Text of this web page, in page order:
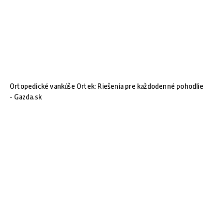
Ortopedické vankúše Ortek: Riešenia pre každodenné pohodlie
- Gazda.sk